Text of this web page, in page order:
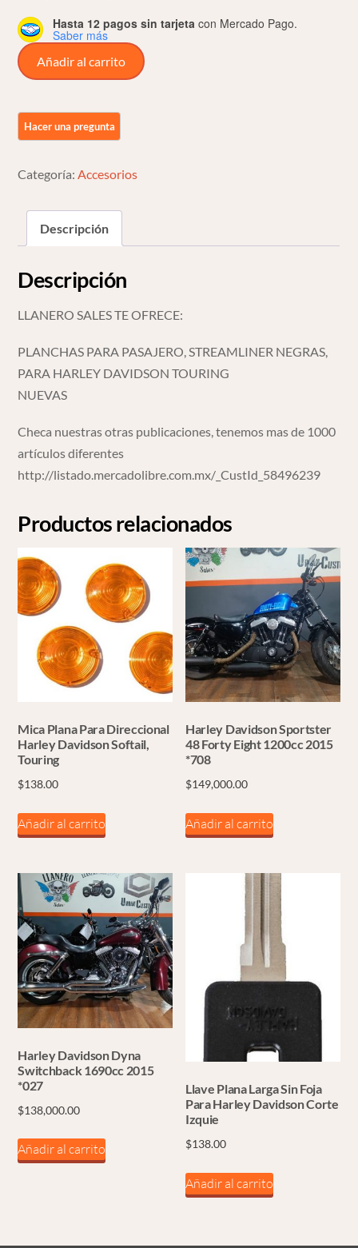
Hasta 12 pagos sin tarjeta con Mercado Pago.
Saber más
Planchas
De
Negras
Para
Davidson
cantidad
Añadir al carrito
Categoría:Accesorios
Descripción
Descripción
LLANERO SALES TE OFRECE:
PLANCHAS PARA PASAJERO, STREAMLINER NEGRAS,
PARA HARLEY DAVIDSON TOURING
NUEVAS
Checa nuestras otras publicaciones, tenemos mas de 1000
artículos diferentes
http://listado.mercadolibre.com.mx/_CustId_58496239
Productos relacionados
Mica Plana Para Direccional
Harley Davidson Softail,
Touring
$138.00
Añadir al carrito
Harley Davidson Sportster
48 Forty Eight 1200cc 2015
*708
$149,000.00
Añadir al carrito
Harley Davidson Dyna
Switchback 1690cc 2015
*027
$138,000.00
Añadir al carrito
Llave Plana Larga Sin Foja
Para Harley Davidson Corte
Izquie
$138.00
Añadir al carrito